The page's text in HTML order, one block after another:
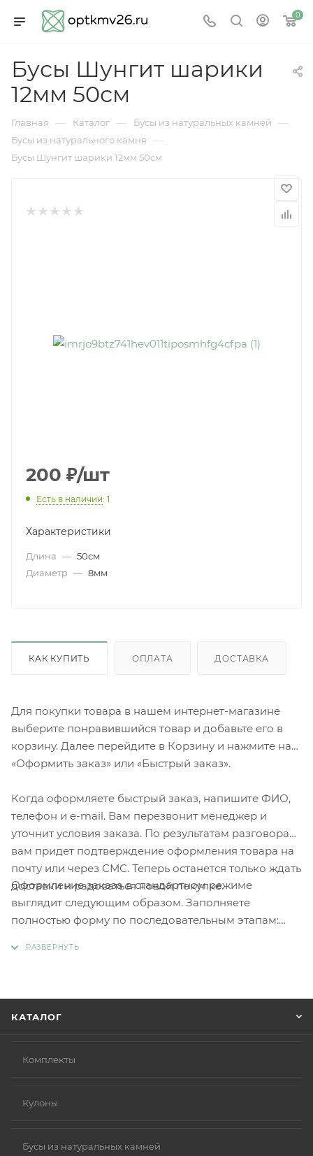
0
Бусы Шунгит шарики
12мм 50см
Главная — Каталог — Бусы из натуральных камней —
Бусы из натурального камня —
Бусы Шунгит шарики 12мм 50см
200 ₽/шт
Есть в наличии: 1
Характеристики
Длина — 50см
Диаметр — 8мм
КАК КУПИТЬ ОПЛАТА ДОСТАВКА
Для покупки товара в нашем интернет-магазине
выберите понравившийся товар и добавьте его в
корзину. Далее перейдите в Корзину и нажмите на
«Оформить заказ» или «Быстрый заказ».
Когда оформляете быстрый заказ, напишите ФИО,
телефон и e-mail. Вам перезвонит менеджер и
уточнит условия заказа. По результатам разговора
вам придет подтверждение оформления товара на
почту или через СМС. Теперь останется только ждать
доставки и радоваться новой покупке.
Оформление заказа в стандартном режиме
выглядит следующим образом. Заполняете
полностью форму по последовательным этапам:
КАТАЛОГ
Комплекты
Кулоны
Бусы из натуральных камней